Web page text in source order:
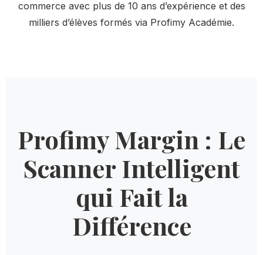
commerce avec plus de 10 ans d’expérience et des
milliers d’élèves formés via Profimy Académie.
Profimy Margin : Le
Scanner Intelligent
qui Fait la
Différence